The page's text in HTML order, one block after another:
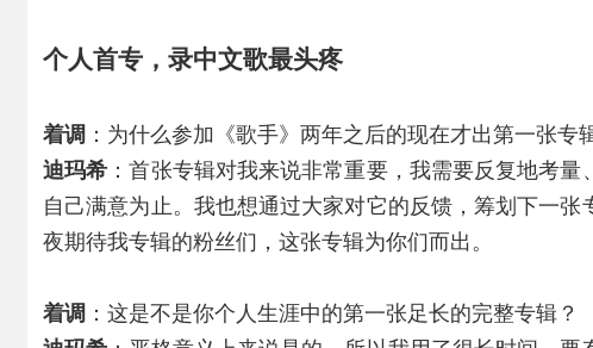
个人首专，录中文歌最头疼
着调 ：为什么参加《歌手》两年之后的现在才出第一张专
迪玛希 ：首张专辑对我来说非常重要，我需要反复地考
自己满意为止。我也想通过大家对它的反馈，筹划下一张
夜期待我专辑的粉丝们，这张专辑为你们而出。
着调 ：这是不是你个人生涯中的第一张足长的完整专辑？